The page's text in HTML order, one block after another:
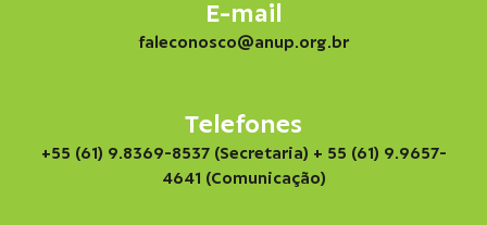
E-mail
faleconosco@anup.org.br
Telefones
+55 (61) 9.8369-8537 (Secretaria) + 55 (61) 9.9657-
4641 (Comunicação)